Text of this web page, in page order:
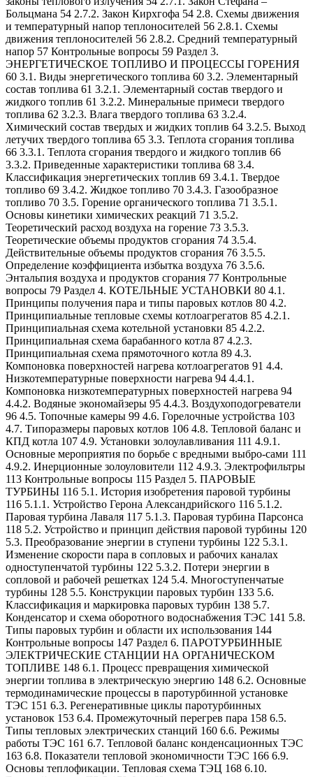
Больцмана 54 2.7.2. Закон Кирхгофа 54 2.8. Схемы движения
и температурный напор теплоносителей 56 2.8.1. Схемы
движения теплоносителей 56 2.8.2. Средний температурный
напор 57 Контрольные вопросы 59 Раздел 3.
ЭНЕРГЕТИЧЕСКОЕ ТОПЛИВО И ПРОЦЕССЫ ГОРЕНИЯ
60 3.1. Виды энергетического топлива 60 3.2. Элементарный
состав топлива 61 3.2.1. Элементарный состав твердого и
жидкого топлив 61 3.2.2. Минеральные примеси твердого
топлива 62 3.2.3. Влага твердого топлива 63 3.2.4.
Химический состав твердых и жидких топлив 64 3.2.5. Выход
летучих твердого топлива 65 3.3. Теплота сгорания топлива
66 3.3.1. Теплота сгорания твердого и жидкого топлив 66
3.3.2. Приведенные характеристики топлива 68 3.4.
Классификация энергетических топлив 69 3.4.1. Твердое
топливо 69 3.4.2. Жидкое топливо 70 3.4.3. Газообразное
топливо 70 3.5. Горение органического топлива 71 3.5.1.
Основы кинетики химических реакций 71 3.5.2.
Теоретический расход воздуха на горение 73 3.5.3.
Теоретические объемы продуктов сгорания 74 3.5.4.
Действительные объемы продуктов сгорания 76 3.5.5.
Определение коэффициента избытка воздуха 76 3.5.6.
Энтальпия воздуха и продуктов сгорания 77 Контрольные
вопросы 79 Раздел 4. КОТЕЛЬНЫЕ УСТАНОВКИ 80 4.1.
Принципы получения пара и типы паровых котлов 80 4.2.
Принципиальные тепловые схемы котлоагрегатов 85 4.2.1.
Принципиальная схема котельной установки 85 4.2.2.
Принципиальная схема барабанного котла 87 4.2.3.
Принципиальная схема прямоточного котла 89 4.3.
Компоновка поверхностей нагрева котлоагрегатов 91 4.4.
Низкотемпературные поверхности нагрева 94 4.4.1.
Компоновка низкотемпературных поверхностей нагрева 94
4.4.2. Водяные экономайзеры 95 4.4.3. Воздухоподогреватели
96 4.5. Топочные камеры 99 4.6. Горелочные устройства 103
4.7. Типоразмеры паровых котлов 106 4.8. Тепловой баланс и
КПД котла 107 4.9. Установки золоулавливания 111 4.9.1.
Основные мероприятия по борьбе с вредными выбро-сами 111
4.9.2. Инерционные золоуловители 112 4.9.3. Электрофильтры
113 Контрольные вопросы 115 Раздел 5. ПАРОВЫЕ
ТУРБИНЫ 116 5.1. История изобретения паровой турбины
116 5.1.1. Устройство Герона Александрийского 116 5.1.2.
Паровая турбина Лаваля 117 5.1.3. Паровая турбина Парсонса
118 5.2. Устройство и принцип действия паровой турбины 120
5.3. Преобразование энергии в ступени турбины 122 5.3.1.
Изменение скорости пара в сопловых и рабочих каналах
одноступенчатой турбины 122 5.3.2. Потери энергии в
сопловой и рабочей решетках 124 5.4. Многоступенчатые
турбины 128 5.5. Конструкции паровых турбин 133 5.6.
Классификация и маркировка паровых турбин 138 5.7.
Конденсатор и схема оборотного водоснабжения ТЭС 141 5.8.
Типы паровых турбин и области их использования 144
Контрольные вопросы 147 Раздел 6. ПАРОТУРБИННЫЕ
ЭЛЕКТРИЧЕСКИЕ СТАНЦИИ НА ОРГАНИЧЕСКОМ
ТОПЛИВЕ 148 6.1. Процесс превращения химической
энергии топлива в электрическую энергию 148 6.2. Основные
термодинамические процессы в паротурбинной установке
ТЭС 151 6.3. Регенеративные циклы паротурбинных
установок 153 6.4. Промежуточный перегрев пара 158 6.5.
Типы тепловых электрических станций 160 6.6. Режимы
работы ТЭС 161 6.7. Тепловой баланс конденсационных ТЭС
163 6.8. Показатели тепловой экономичности ТЭС 166 6.9.
Основы теплофикации. Тепловая схема ТЭЦ 168 6.10.